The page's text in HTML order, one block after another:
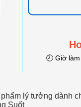
🕗 Giờ làm
phẩm lý tưởng dành
Suốt